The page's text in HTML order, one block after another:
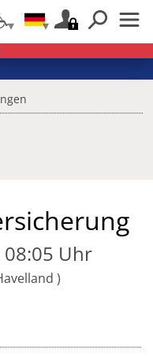
08:05 Uhr